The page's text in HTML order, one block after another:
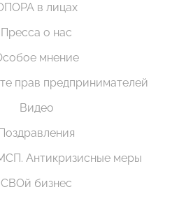
в лицах
Пресса о нас
мнение
прав предпринимателей
Видео
Поздравления
Антикризисные меры
СВОй бизнес